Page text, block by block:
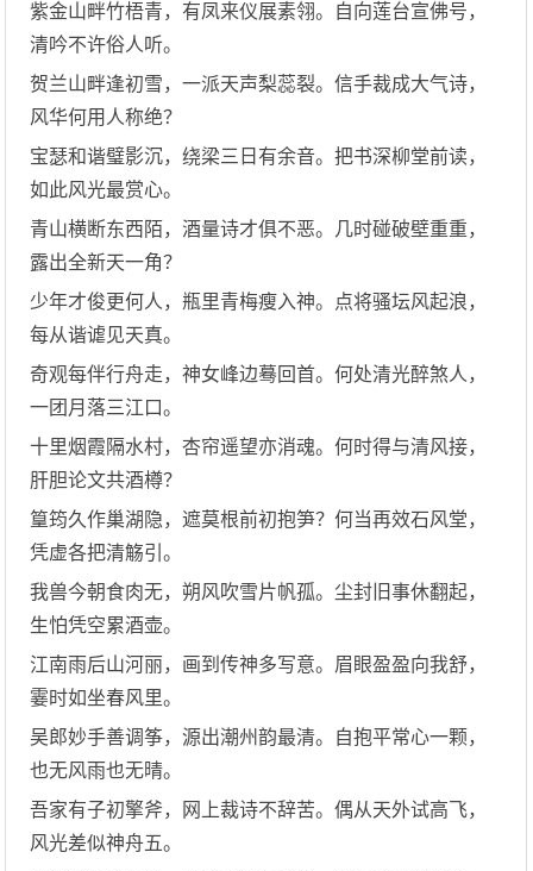
紫金山畔竹梧青，有凤来仪展素翎。自向莲台宣佛号，
清吟不许俗人听。
贺兰山畔逢初雪，一派天声梨蕊裂。信手裁成大气诗，
风华何用人称绝？
宝瑟和谐璧影沉，绕梁三日有余音。把书深柳堂前读，
如此风光最赏心。
青山横断东西陌，酒量诗才俱不恶。几时碰破壁重重，
露出全新天一角？
少年才俊更何人，瓶里青梅瘦入神。点将骚坛风起浪，
每从谐谑见天真。
奇观每伴行舟走，神女峰边蓦回首。何处清光醉煞人，
一团月落三江口。
十里烟霞隔水村，杏帘遥望亦消魂。何时得与清风接，
肝胆论文共酒樽？
篁筠久作巢湖隐，遮莫根前初抱笋？何当再效石风堂，
凭虚各把清觞引。
我兽今朝食肉无，朔风吹雪片帆孤。尘封旧事休翻起，
生怕凭空累酒壶。
江南雨后山河丽，画到传神多写意。眉眼盈盈向我舒，
霎时如坐春风里。
吴郎妙手善调筝，源出潮州韵最清。自抱平常心一颗，
也无风雨也无晴。
吾家有子初擎斧，网上裁诗不辞苦。偶从天外试高飞，
风光差似神舟五。